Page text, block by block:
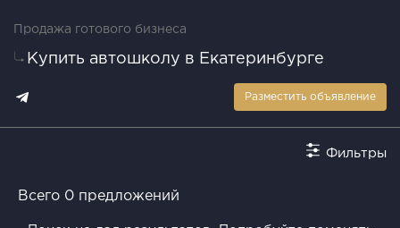
Продажа готового бизнеса
Купить автошколу в Екатеринбурге
Разместить объявление
Фильтры
Всего 0 предложений